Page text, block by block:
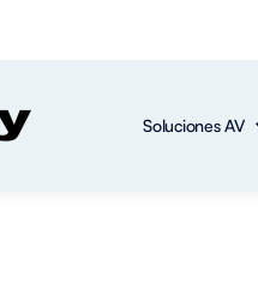
Soluciones AV